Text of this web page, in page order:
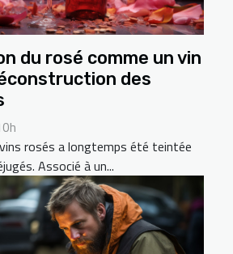
du rosé comme un vin
des
rosés a longtemps été teintée
Associé à un...